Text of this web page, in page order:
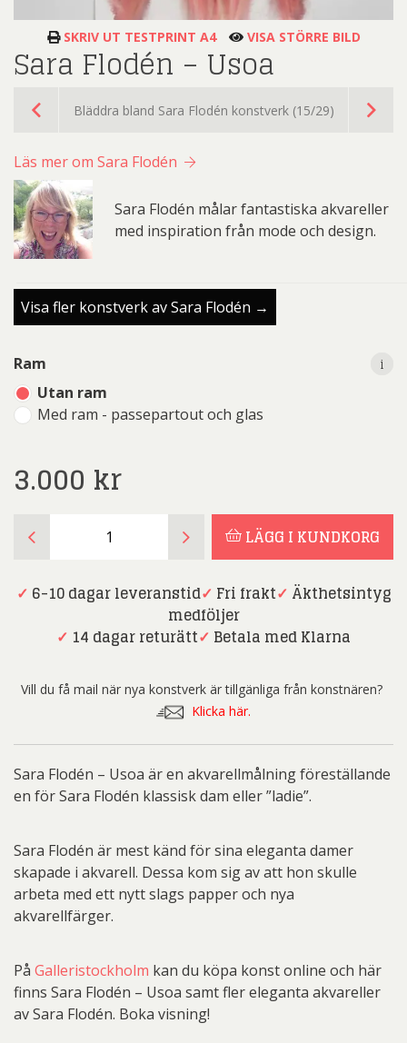
SKRIV UT TESTPRINT A4 VISA STÖRRE BILD
Sara Flodén – Usoa
Bläddra bland Sara Flodén konstverk (15/29)
Läs mer om Sara Flodén
Sara Flodén målar fantastiska akvareller
med inspiration från mode och design.
Visa fler konstverk av Sara Flodén →
Ram
Utan ram
Med ram - passepartout och glas
i
3.000 kr
i
Flodén
Usoa
LÄGG I KUNDKORG
✓ 6-10 dagar leveranstid✓ Fri frakt✓ Äkthetsintyg
medföljer
✓ 14 dagar returätt✓ Betala med Klarna
Vill du få mail när nya konstverk är tillgänliga från konstnären?
Klicka här.
Sara Flodén – Usoa är en akvarellmålning föreställande
en för Sara Flodén klassisk dam eller ”ladie”.
Sara Flodén är mest känd för sina eleganta damer
skapade i akvarell. Dessa kom sig av att hon skulle
arbeta med ett nytt slags papper och nya
akvarellfärger.
På Galleristockholm kan du köpa konst online och här
finns Sara Flodén – Usoa samt fler eleganta akvareller
av Sara Flodén. Boka visning!